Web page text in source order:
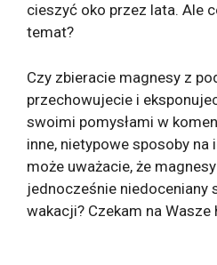
cieszyć oko przez lata. Ale
temat?
Czy zbieracie magnesy z
przechowujecie i
swoimi pomysłami w
inne, nietypowe sposoby na
może uważacie, że
jednocześnie niedoceniany
wakacji? Czekam na Wasze